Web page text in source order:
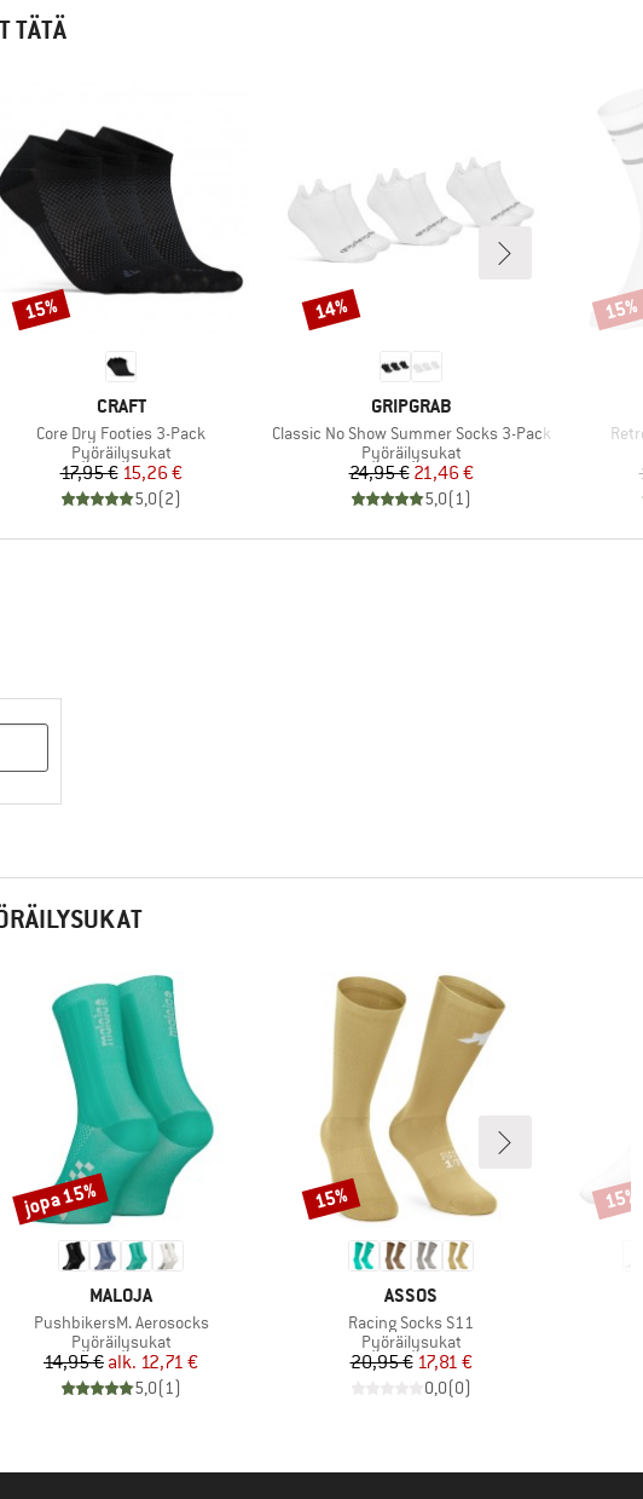
TÄTÄ
MERKKI
CRAFT
Tuote
Core Dry Footies 3-Pack
Tuoteryhmä
Pyöräilysukat
Hinta
17,95 € Alennettu hinta
15,26 €
5,0(2)
Alennus
15%
MERKKI
GRIPGRAB
Tuote
Classic No Show Summer Socks 3-Pack
Tuoteryhmä
Pyöräilysukat
Hinta
24,95 €Alennettu hinta
21,46 €
5,0(1)
Alennus
14% 15%
MERKKI
MALOJA
Tuote
PushbikersM. Aerosocks
Tuoteryhmä
Pyöräilysukat
Hinta
14,95 € Alennettu hinta
alk. 12,71 €
5,0(1)
Alennus
jopa 15%
MERKKI
ASSOS
Tuote
Racing Socks S11
Tuoteryhmä
Pyöräilysukat
Hinta
20,95 €Alennettu hinta
17,81 €
0,0(0)
Alennus
15% 15%